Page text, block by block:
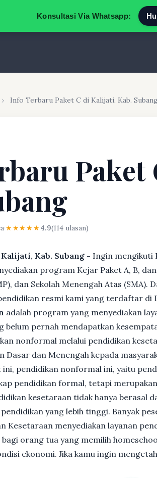
Konsultasi Via Whatsapp:
› Info Terbaru Paket C di Kalijati, Kab.
·★★★★★4.9(114 ulasan)
Kab. Subang - Ingin mengikuti
program Kejar Paket A, B,
dan Sekolah Menengah Atas
resmi kami yang terdaftar di
adalah program yang menyediakan
belum pernah mendapatkan
nonformal melalui pendidikan
Dasar dan Menengah kepada
pendidikan nonformal ini, yaitu
pendidikan formal, tetapi
kesetaraan tidak hanya berasal
yang lebih tinggi. Banyak
Kesetaraan menyediakan layanan
orang tua yang memilih
ekonomi. Jika kamu ingin